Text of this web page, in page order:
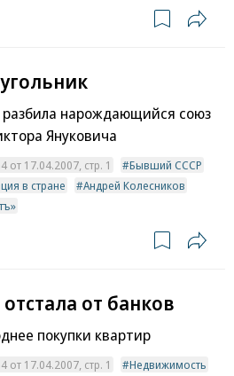
нарождающийся союз
Януковича
17.04.2007, стр. 1
Бывший СССР
в стране
Андрей Колесников
от банков
покупки квартир
17.04.2007, стр. 1
Недвижимость